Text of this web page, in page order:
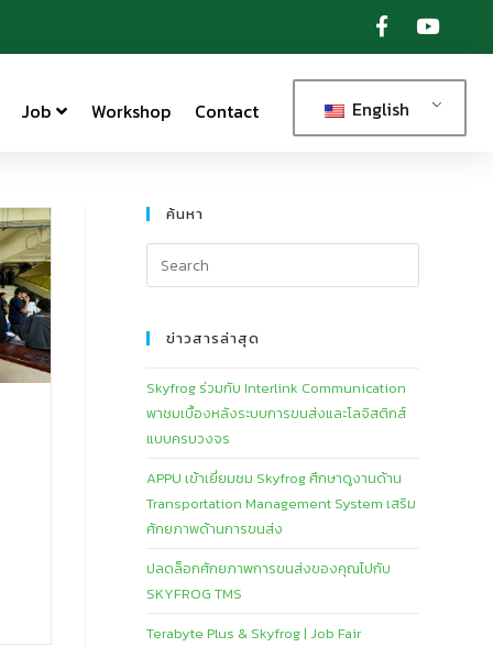
Job Workshop Contact English
ค้นหา
ข่าวสารล่าสุด
Skyfrog ร่วมกับ Interlink Communication
พาชมเบื้องหลังระบบการขนส่งและโลจิสติกส์
แบบครบวงจร
APPU เข้าเยี่ยมชม Skyfrog ศึกษาดูงานด้าน
Transportation Management System เสริม
ศักยภาพด้านการขนส่ง
ปลดล็อกศักยภาพการขนส่งของคุณไปกับ
SKYFROG TMS
Terabyte Plus & Skyfrog | Job Fair